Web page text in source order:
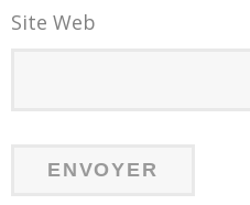
Site Web